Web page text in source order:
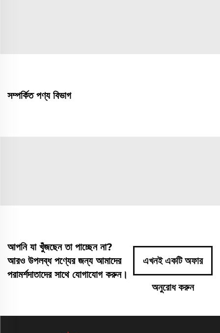
সম্পর্কিত পণ্য বিভাগ
আপনি যা খুঁজছেন তা পাচ্ছেন না?
আরও উপলব্ধ পণ্যের জন্য আমাদের
পরামর্শদাতাদের সাথে যোগাযোগ করুন।
এখনই একটি অফার
অনুরোধ করুন